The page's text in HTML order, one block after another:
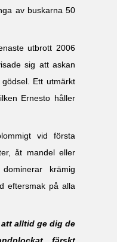
av buskarna 50
utbrott 2006
sig att askan
Ett utmärkt
Ernesto håller
vid första
åt mandel eller
krämig
eftersmak på alla
alltid ge dig de